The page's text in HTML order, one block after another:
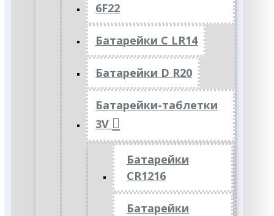
6F22
Батарейки C LR14
Батарейки D R20
Батарейки-таблетки
3V
Батарейки
CR1216
Батарейки